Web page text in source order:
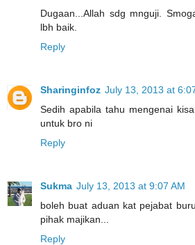
Dugaan...Allah sdg mnguji.
lbh baik.
Reply
Sharinginfoz July 13, 2013 at
Sedih apabila tahu mengenai
untuk bro ni
Reply
Sukma July 13, 2013 at 9:07 AM
boleh buat aduan kat pejabat
pihak majikan...
Reply